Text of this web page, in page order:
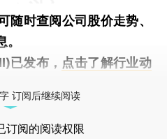
随时查阅公司股价走势、
已发布， 点击了解行业动
订阅后继续阅读
订阅的阅读权限